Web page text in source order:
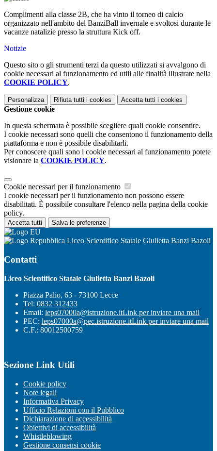
Complimenti alla classe 2B, che ha vinto il torneo di calcio
organizzato nell'ambito del BanziBall invernale e svoltosi durante le
vacanze natalizie presso la struttura Kick off.
Notizie
Questo sito o gli strumenti terzi da questo utilizzati si avvalgono di
cookie necessari al funzionamento ed utili alle finalità illustrate nella
COOKIE POLICY.
Personalizza Rifiuta tutti i cookies Accetta tutti i cookies
Gestione cookie
In questa schermata è possibile scegliere quali cookie consentire.
I cookie necessari sono quelli che consentono il funzionamento della
piattaforma e non è possibile disabilitarli.
Per conoscere quali sono i cookie necessari al funzionamento potete
visionare la COOKIE POLICY.
Cookie necessari per il funzionamento
I cookie necessari per il funzionamento non possono essere
disabilitati. È possibile consultare l'elenco nella pagina della cookie
policy.
Accetta tutti Salva le preferenze
Liceo Scientifico Statale Giulietta Banzi Bazoli
Contatti
Liceo Scientifico Statale Giulietta Banzi Bazoli
Piazza Palio, 63 - 73100 Lecce
Tel: 0832 312433
Email: leps07000a@istruzione.itLink per inviare una mail
PEC: leps07000a@pec.istruzione.itLink per inviare una mail
C.F.: 80012500759
Sezione Link Utili
Cookie policy
Note legali
Informativa Privacy
Ufficio Relazioni con il Pubblico
Dichiarazione di accessibilità
Obiettivi di accessibilità
Whistleblowing
Gestione consensi cookie